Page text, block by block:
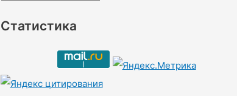
х
ы
Статистика